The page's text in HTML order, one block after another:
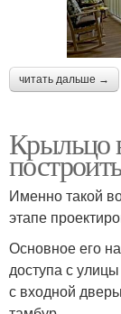
читать дальше →
Крыльцо
Именно такой
этапе
Основное его
доступа с
с входной